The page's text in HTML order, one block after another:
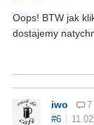
Oops! BTW jak
dostajemy
iwo
7
#6